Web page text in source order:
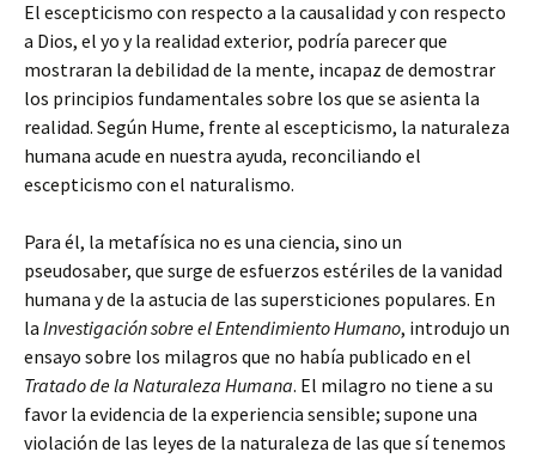
El escepticismo con respecto a la causalidad y con respecto
a Dios, el yo y la realidad exterior, podría parecer que
mostraran la debilidad de la mente, incapaz de demostrar
los principios fundamentales sobre los que se asienta la
realidad. Según Hume, frente al escepticismo, la naturaleza
humana acude en nuestra ayuda, reconciliando el
escepticismo con el naturalismo.
Para él, la metafísica no es una ciencia, sino un
pseudosaber, que surge de esfuerzos estériles de la vanidad
humana y de la astucia de las supersticiones populares. En
la Investigación sobre el Entendimiento Humano, introdujo un
ensayo sobre los milagros que no había publicado en el
Tratado de la Naturaleza Humana. El milagro no tiene a su
favor la evidencia de la experiencia sensible; supone una
violación de las leyes de la naturaleza de las que sí tenemos